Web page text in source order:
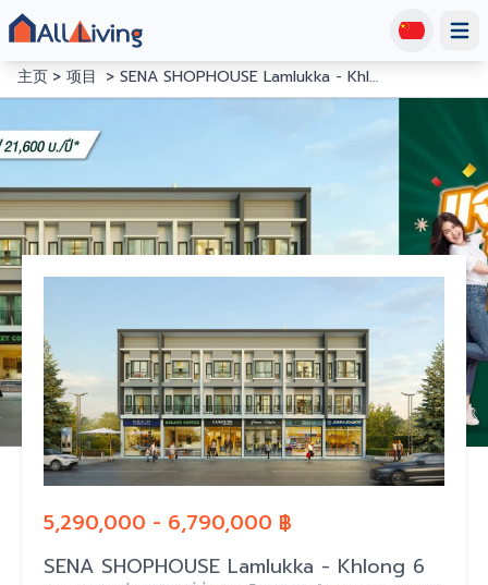
主页
项目 SENA SHOPHOUSE Lamlukka - Khlong 6
5,290,000 - 6,790,000 ฿
SENA SHOPHOUSE Lamlukka - Khlong 6